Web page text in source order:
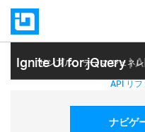
Ignite UI for jQuery|
サンプル テーマ ジェネ
ヘルプ トピック API リ
ナビゲ